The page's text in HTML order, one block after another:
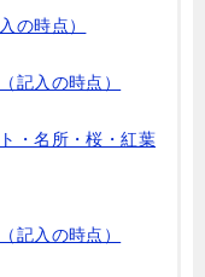
の時点）
記入の時点）
・名所・桜・紅葉
記入の時点）